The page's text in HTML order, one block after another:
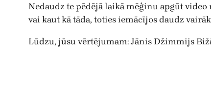
Nedaudz te pēdējā laikā mēģinu apgūt
vai kaut kā tāda, toties iemācījos daudz
Lūdzu, jūsu vērtējumam: Jānis Džimmijs